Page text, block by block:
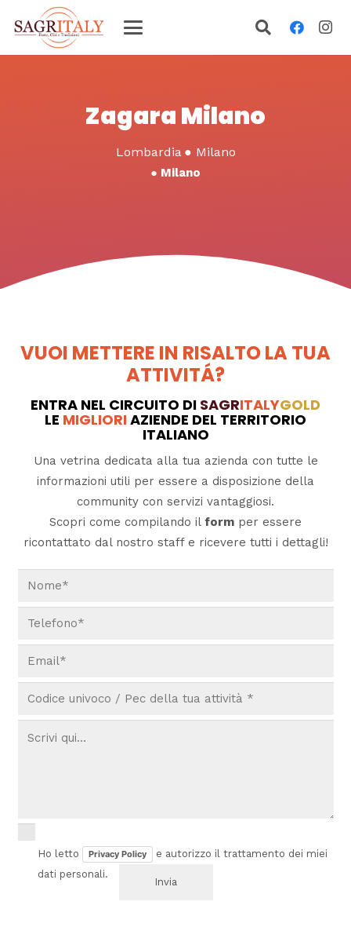
Zagara Milano
Lombardia ● Milano
● Milano
VUOI METTERE IN RISALTO LA TUA
ATTIVITÁ?
ENTRA NEL CIRCUITO DI SAGRITALYGOLD
LE MIGLIORIAZIENDE DEL TERRITORIO
ITALIANO
Una vetrina dedicata alla tua azienda con tutte le
informazioni utili per essere a disposizione della
community con servizi vantaggiosi.
Scopri come compilando il form per essere
ricontattato dal nostro staff e ricevere tutti i dettagli!
Ho letto Privacy Policy
e autorizzo il trattamento dei miei
dati personali.